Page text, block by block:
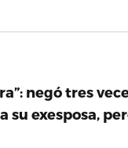
negó tres
su exesposa,